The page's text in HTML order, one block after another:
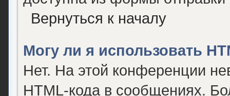
Вернуться к началу
Могу ли я использовать
Нет. На этой конференции
HTML-кода в сообщениях.